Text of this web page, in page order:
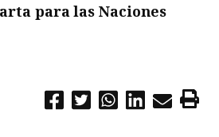
para las Naciones